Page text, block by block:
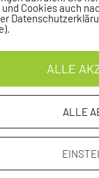
Berner,
Auftritt des
die gleich
Siege
Bronze
Giuliano.
Cookies auch
ALLE
ALLE